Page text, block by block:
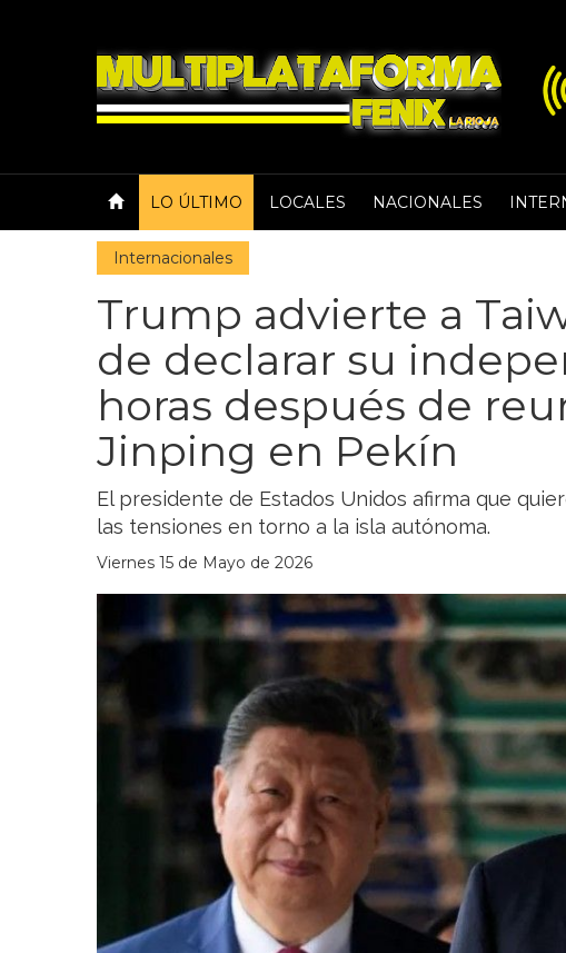
LO ÚLTIMO LOCALES NACIONALES
Internacionales
Trump advierte a
de declarar su
horas después de
Jinping en Pekín
El presidente de Estados Unidos afirma que
las tensiones en torno a la isla autónoma.
Viernes 15 de Mayo de 2026